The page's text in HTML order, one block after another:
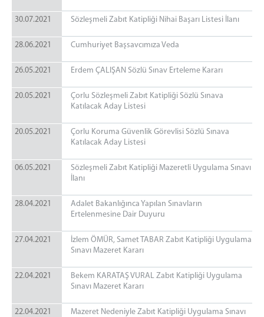
30.07.2021 Sözleşmeli Zabıt Katipliği Nihai Başarı Listesi İlanı
28.06.2021 Cumhuriyet Başsavcımıza Veda
26.05.2021 Erdem ÇALIŞAN Sözlü Sınav Erteleme Kararı
20.05.2021
Çorlu Sözleşmeli Zabıt Katipliği Sözlü Sınava
Katılacak Aday Listesi
20.05.2021
Çorlu Koruma Güvenlik Görevlisi Sözlü Sınava
Katılacak Aday Listesi
06.05.2021
Sözleşmeli Zabıt Katipliği Mazeretli Uygulama Sınavı
İlanı
28.04.2021
Adalet Bakanlığınca Yapılan Sınavların
Ertelenmesine Dair Duyuru
27.04.2021
İzlem ÖMÜR, Samet TABAR Zabıt Katipliği Uygulama
Sınavı Mazeret Kararı
22.04.2021
Bekem KARATAŞ VURAL Zabıt Katipliği Uygulama
Sınavı Mazeret Kararı
22.04.2021
Mazeret Nedeniyle Zabıt Katipliği Uygulama Sınavı